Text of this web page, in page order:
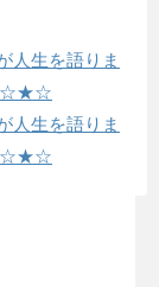
生を語りま
☆★☆
生を語りま
☆★☆